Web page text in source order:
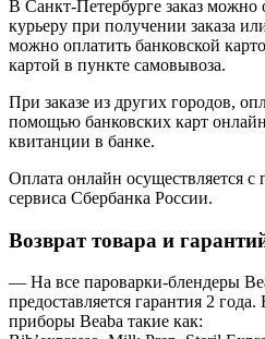
В Санкт-Петербурге заказ
курьеру при получении заказа
можно оплатить банковской
картой в пункте самовывоза.
При заказе из других городов,
помощью банковских карт
квитанции в банке.
Оплата онлайн осуществляется
сервиса Сбербанка России.
Возврат товара и
— На все пароварки-блендеры
предоставляется гарантия 2
приборы Beaba такие как: